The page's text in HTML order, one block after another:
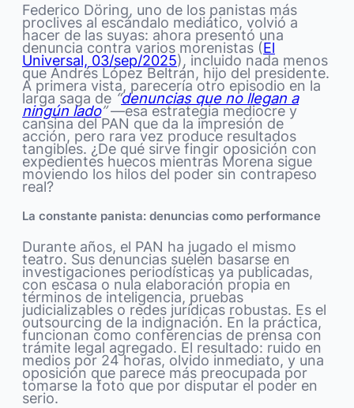
Federico Döring, uno de los panistas más
proclives al escándalo mediático, volvió a
hacer de las suyas: ahora presentó una
denuncia contra varios morenistas (El
Universal, 03/sep/2025), incluido nada menos
que Andrés López Beltrán, hijo del presidente.
A primera vista, parecería otro episodio en la
larga saga de “denuncias que no llegan a
ningún lado”—esa estrategia mediocre y
cansina del PAN que da la impresión de
acción, pero rara vez produce resultados
tangibles. ¿De qué sirve fingir oposición con
expedientes huecos mientras Morena sigue
moviendo los hilos del poder sin contrapeso
real?
La constante panista: denuncias como performance
Durante años, el PAN ha jugado el mismo
teatro. Sus denuncias suelen basarse en
investigaciones periodísticas ya publicadas,
con escasa o nula elaboración propia en
términos de inteligencia, pruebas
judicializables o redes jurídicas robustas. Es el
outsourcing de la indignación. En la práctica,
funcionan como conferencias de prensa con
trámite legal agregado. El resultado: ruido en
medios por 24 horas, olvido inmediato, y una
oposición que parece más preocupada por
tomarse la foto que por disputar el poder en
serio.